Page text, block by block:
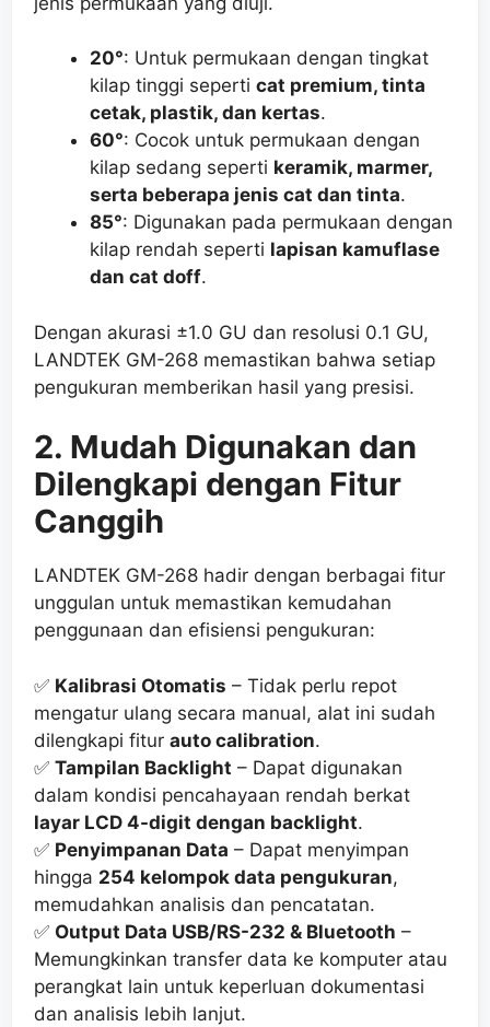
20°: Untuk permukaan dengan tingkat
kilap tinggi seperti cat premium, tinta
cetak, plastik, dan kertas.
60°: Cocok untuk permukaan dengan
kilap sedang seperti keramik, marmer,
serta beberapa jenis cat dan tinta.
85°: Digunakan pada permukaan dengan
kilap rendah seperti lapisan kamuflase
dan cat doff.
Dengan akurasi ±1.0 GU dan resolusi 0.1 GU,
LANDTEK GM-268 memastikan bahwa setiap
pengukuran memberikan hasil yang presisi.
2. Mudah Digunakan dan
Dilengkapi dengan Fitur
Canggih
LANDTEK GM-268 hadir dengan berbagai fitur
unggulan untuk memastikan kemudahan
penggunaan dan efisiensi pengukuran:
✅ Kalibrasi Otomatis – Tidak perlu repot
mengatur ulang secara manual, alat ini sudah
dilengkapi fitur auto calibration.
✅ Tampilan Backlight – Dapat digunakan
dalam kondisi pencahayaan rendah berkat
layar LCD 4-digit dengan backlight.
✅ Penyimpanan Data – Dapat menyimpan
hingga 254 kelompok data pengukuran,
memudahkan analisis dan pencatatan.
✅ Output Data USB/RS-232 & Bluetooth –
Memungkinkan transfer data ke komputer atau
perangkat lain untuk keperluan dokumentasi
dan analisis lebih lanjut.